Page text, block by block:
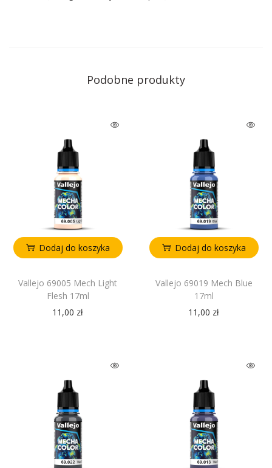
Podobne produkty
Dodaj do koszyka
Vallejo 69005 Mech Light
Flesh 17ml
11,00 zł
Dodaj do koszyka
Vallejo 69019 Mech Blue
17ml
11,00 zł